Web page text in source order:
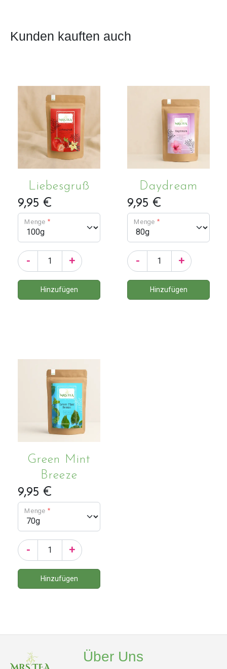
Kunden kauften auch
Liebesgruß
9,95 €
Menge
- +
Daydream
9,95 €
Menge
- +
Green Mint
Breeze
9,95 €
Menge
- +
Über Uns